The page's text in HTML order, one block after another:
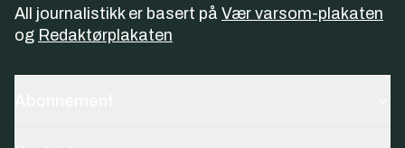
All journalistikk er basert på Vær varsom-plakaten
og Redaktørplakaten